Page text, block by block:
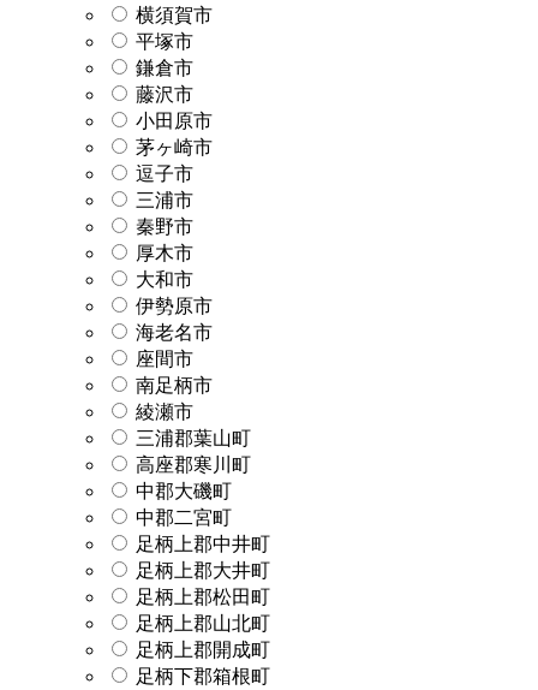
横須賀市
平塚市
鎌倉市
藤沢市
小田原市
茅ヶ崎市
逗子市
三浦市
秦野市
厚木市
大和市
伊勢原市
海老名市
座間市
南足柄市
綾瀬市
三浦郡葉山町
高座郡寒川町
中郡大磯町
中郡二宮町
足柄上郡中井町
足柄上郡大井町
足柄上郡松田町
足柄上郡山北町
足柄上郡開成町
足柄下郡箱根町